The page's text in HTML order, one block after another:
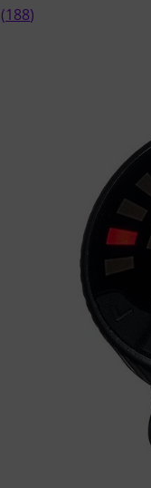
4.7 van de 5 sterren
(188)